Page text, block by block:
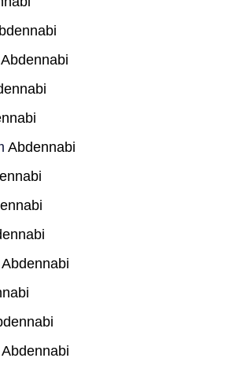
Abdennabi
Abdennabi
Abdennabi
Abdennabi